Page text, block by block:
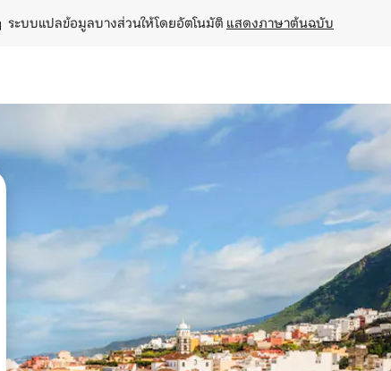
ระบบแปลข้อมูลบางส่วนให้โดยอัตโนมัติ แสดงภาษาต้นฉบับ